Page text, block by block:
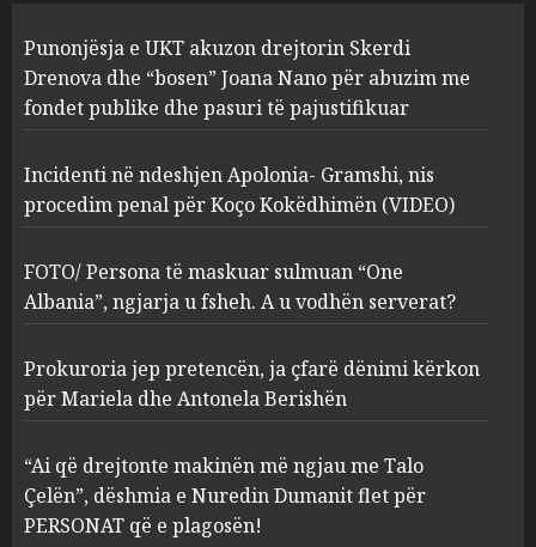
2
Apolonia- Gramshi, nis
procedim penal për Koço
Kokëdhimën (VIDEO)
MARCH 27, 2025
3
FOTO/ Persona të maskuar
sulmuan “One Albania”,
ngjarja u fsheh. A u vodhën
serverat?
4
Prokuroria jep pretencën, ja
çfarë dënimi kërkon për
Berishën
MARCH 25, 2025
Punonjësja e UKT akuzon drejtorin Skerdi
Drenova dhe “bosen” Joana Nano për abuzim me
fondet publike dhe pasuri të pajustifikuar
Incidenti në ndeshjen Apolonia- Gramshi, nis
procedim penal për Koço Kokëdhimën (VIDEO)
FOTO/ Persona të maskuar sulmuan “One
Albania”, ngjarja u fsheh. A u vodhën serverat?
Prokuroria jep pretencën, ja çfarë dënimi kërkon
për Mariela dhe Antonela Berishën
“Ai që drejtonte makinën më ngjau me Talo
Çelën”, dëshmia e Nuredin Dumanit flet për
PERSONAT që e plagosën!